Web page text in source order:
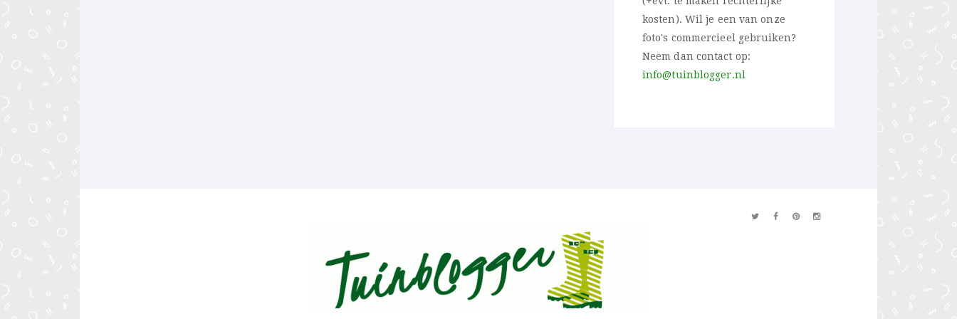
kosten). Wil je een van onze
foto's commercieel gebruiken?
Neem dan contact op:
info@tuinblogger.nl